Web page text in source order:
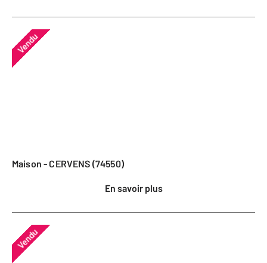
Vendu
Maison - CERVENS (74550)
En savoir plus
Vendu